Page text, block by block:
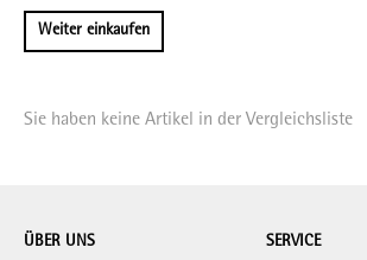
Weiter einkaufen
Sie haben keine Artikel in der Vergleichsliste
ÜBER UNS SERVICE